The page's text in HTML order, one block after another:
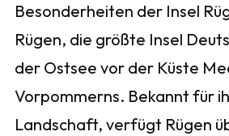
Besonderheiten der Insel
Rügen, die größte Insel
der Ostsee vor der Küste
Vorpommerns. Bekannt für
Landschaft, verfügt Rügen